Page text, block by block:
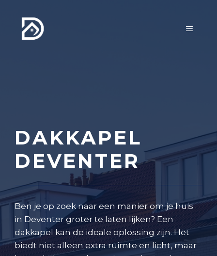
MENU
DAKKAPEL
DEVENTER
Ben je op zoek naar een manier om je huis
in Deventer groter te laten lijken? Een
dakkapel kan de ideale oplossing zijn. Het
biedt niet alleen extra ruimte en licht, maar